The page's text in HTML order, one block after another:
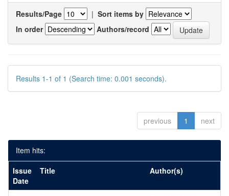
Results/Page | Sort items by
In order
Authors/record
Results 1-1 of 1 (Search time: 0.001 seconds).
previous 1 next
Item hits:
Issue
Date
Title Author(s)